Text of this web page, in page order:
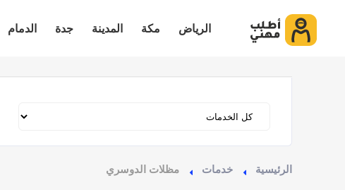
الرياض مكة المدينة جدة الدمام
الرئيسية خدمات مظلات الدوسري